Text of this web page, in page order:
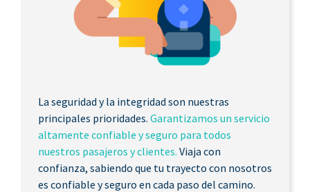
La seguridad y la integridad son nuestras
principales prioridades. Garantizamos un servicio
altamente confiable y seguro para todos
nuestros pasajeros y clientes. Viaja con
confianza, sabiendo que tu trayecto con nosotros
es confiable y seguro en cada paso del camino.